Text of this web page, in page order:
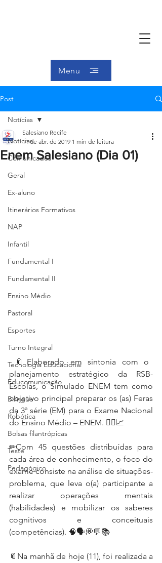
Menu
Post
Notícias
Comunicados
Geral
Ex-aluno
Itinerários Formativos
NAP
Infantil
Fundamental I
Fundamental II
Ensino Médio
Pastoral
Esportes
Turno Integral
Tecnologia Educacional
Educomunicação
Bilíngue
Robótica
Bolsas filantrópicas
Teste
Pedagógico
Notícias
Enem Salesiano (Dia 01)
Salesiano Recife
11 de abr. de 2019 1 min de leitura
📎Elaborado em sintonia com o
planejamento estratégico da RSB-
Escolas, o Simulado ENEM tem como
objetivo principal preparar os (as) Feras
da 3ª série (EM) para o Exame Nacional
do Ensino Médio – ENEM. 👍🏼📈
✏Com 45 questões distribuídas para
cada área de conhecimento, o foco do
exame consiste na análise de situações-
problema, que leva o(a) participante a
realizar operações mentais
(habilidades) e mobilizar os saberes
cognitivos e conceituais
(competências). 🧠🗣💭💬📚
📎Na manhã de hoje (11), foi realizada a